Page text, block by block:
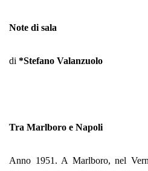
Note di sala
di *Stefano Valanzuolo
Tra Marlboro e Napoli
Anno 1951. A Marlboro, nel